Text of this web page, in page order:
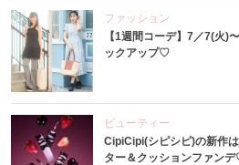
ファッション
【1週間コーデ】7／7(火)
ックアップ♡
ビューティー
CipiCipi(シピシピ)の新作
ター＆クッションファン